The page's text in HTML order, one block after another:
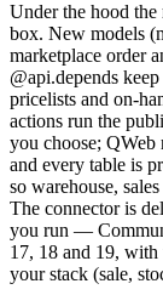
Under the hood
box. New models
marketplace order
@api.depends
pricelists and on-
actions run the
you choose; QWeb
and every table is
so warehouse,
The connector is
you run —
17, 18 and 19, with
your stack (sale,